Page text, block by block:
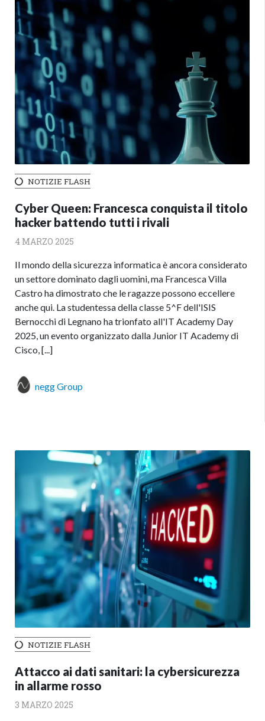
NOTIZIE FLASH
Cyber Queen: Francesca conquista il titolo
hacker battendo tutti i rivali
4 MARZO 2025
Il mondo della sicurezza informatica è ancora considerato
un settore dominato dagli uomini, ma Francesca Villa
Castro ha dimostrato che le ragazze possono eccellere
anche qui. La studentessa della classe 5^F dell'ISIS
Bernocchi di Legnano ha trionfato all'IT Academy Day
2025, un evento organizzato dalla Junior IT Academy di
Cisco, [...]
negg Group
NOTIZIE FLASH
Attacco ai dati sanitari: la cybersicurezza
in allarme rosso
3 MARZO 2025